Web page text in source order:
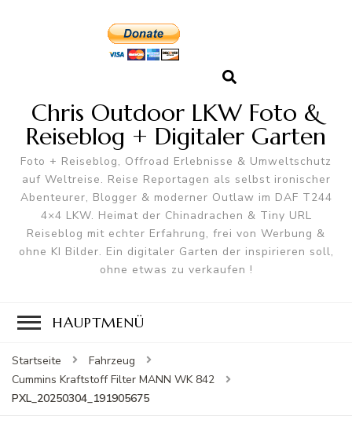
Chris Outdoor LKW Foto &
Reiseblog + Digitaler Garten
Foto + Reiseblog, Offroad Erlebnisse & Umweltschutz
auf Weltreise. Reise Reportagen als selbst ironischer
Abenteurer, Blogger & moderner Outlaw im DAF T244
4×4 LKW. Heimat der Chinadrachen & Tiny URL
Reiseblog mit echter Erfahrung, frei von Werbung &
ohne KI Bilder. Ein digitaler Garten der inspirieren soll,
ohne etwas zu verkaufen !
HAUPTMENÜ
Startseite
Fahrzeug
Cummins Kraftstoff Filter MANN WK 842
PXL_20250304_191905675